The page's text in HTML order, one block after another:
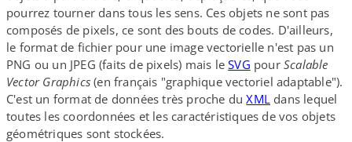
pourrez tourner dans tous les sens. Ces objets ne sont pas
composés de pixels, ce sont des bouts de codes. D'ailleurs,
le format de fichier pour une image vectorielle n'est pas un
PNG ou un JPEG (faits de pixels) mais leSVG pourScalable
Vector Graphics (en français "graphique vectoriel adaptable").
C'est un format de données très proche duXML dans lequel
toutes les coordonnées et les caractéristiques de vos objets
géométriques sont stockées.